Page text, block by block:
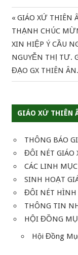
GIÁO XỨ THIÊN
THÔNG BÁO
ĐÔI NÉT GIÁO
CÁC LINH
SINH HOẠT
ĐÔI NÉT HÌNH
THÔNG TIN
HỘI ĐỒNG
Hội Đồng
Điều
hướng
bài
viết
Previous
Post:
GIÁO XỨ THIÊN
THẠNH CHÚC
Next
Post:
XIN HIỆP Ý CẦU
NGUYỄN THỊ TƯ.
ĐẠO GX THIÊN